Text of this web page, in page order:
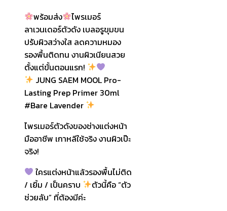
พร้อมส่ง
ไพรเมอร์
ลาเวนเดอร์ตัวดัง เบลอรูขุมขน
ปรับผิวสว่างใส ลดความหมอง
รองพื้นติดทน งานผิวเนียนสวย
ตั้งแต่ขั้นตอนแรก!
JUNG SAEM MOOL Pro-
Lasting Prep Primer 30ml
#Bare Lavender
ไพรเมอร์ตัวดังของช่างแต่งหน้า
มืออาชีพ เกาหลีใช้จริง งานผิวเป๊ะ
จริง!
ใครแต่งหน้าแล้วรองพื้นไม่ติด
/ เยิ้ม / เป็นคราบ
ตัวนี้คือ “ตัว
ช่วยลับ” ที่ต้องมีค่ะ